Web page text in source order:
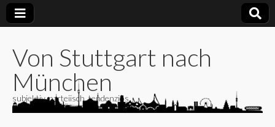
Von Stuttgart nach
München
subjektiv, parteiisch, tendenziös